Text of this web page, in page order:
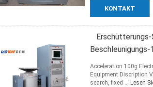
KONTAKT
Acceleration 100g
Equipment Discription
search, fixed ... Lesen